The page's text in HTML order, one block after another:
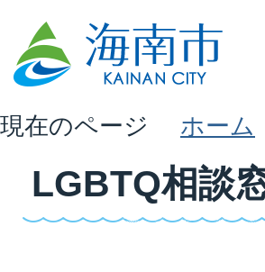
現在のページ ホーム
LGBTQ相談